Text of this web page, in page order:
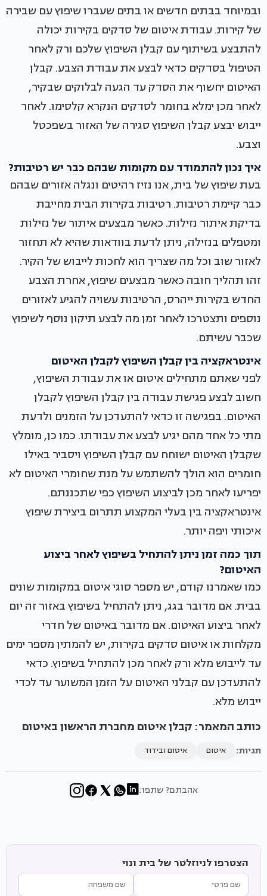
ובמיוחד בבתים חדשים או בתים שעברו שיפוץ עם שבירה
של קירות. עבודת איטום של סדקים בקירות יכולה
להתבצע בשיתוף עם קבלן השיפוץ שלכם ורק לאחר
הטיפול בסדקים כדאי לבצע את עבודת הצבע. קבלן
האיטום יחשוף את הסדק עד הגעה לבלוקים שבקיר,
לאחר מכן ימלא בחומר לסדקים הנקרא קלסימו. לאחר
ייבוש יבצע קבלן השיפוץ סגירה של האזור בשפכטל
וצבע.
איך נכון להתמודד עם מקומות שבהם כבר יש רטיבות?
בעת שיפוץ של בית, אנו נזיז רהיטים ונגלה אזורים שבהם
כבר קיימת רטיבות. רטיבות בקירות הבית מחייבת
בדיקת איתור נזילות. כאשר מבצעים איתור של נזילות
ומטפלים בנזילה, ניתן לדעת בוודאות שהיא לא תחזור
לאזור שוב וכל מה שצריך הוא לחכות לייבוש של הקיר.
זהו תהליך חובה כאשר מבצעים שיפוץ, אחרת הצבע
החדש בקירות ייהרס, הרטיבות עשויה להגיע לאזורים
נוספים ותצטרכו לאחר זמן מה לבצע תיקון נוסף לשיפוץ
שכבר עשיתם.
אינטראקציה בין קבלן השיפוץ לקבלן האיטום
לפני שאתם מתחילים איטום או את עבודת השיפוץ,
חשוב לבצע פגישת עבודה בין קבלן השיפוץ לקבלן
האיטום. בפגישה זו כדאי להתעדכן על הזמנים ולדעת
מתי כל אחד מהם יגיע לבצע את עבודתו. כמו כן, מומלץ
שקבלן האיטום ישוחח עם קבלן השיפוץ ויסביר באילו
חומרים הוא הולך להשתמש על מנת שחומרי האיטום לא
יפריעו לאחר מכן לביצוע השיפוץ כפי שתכננתם.
אינטראקציה בין בעלי המקצוע תתרום ביצירת שיפוץ
איכותי ויפה יותר.
תוך כמה זמן ניתן להתחיל בשיפוץ לאחר ביצוע
האיטום?
כמו שאמרנו קודם, יש מספר סוגי איטום במקומות שונים
בבית. אם מדובר בגג, ניתן להתחיל בשיפוץ באזור זה יום
לאחר ביצוע האיטום. אם מדובר באיטום של חדרי
מקלחות או איטום סדקים בקירות, יש להמתין מספר ימים
עד לייבוש מלא ורק לאחר מכן להתחיל בשיפוץ. כדאי
להתעדכן עם קבלני האיטום על הזמן המשוער עד לכדי
ייבוש מלא.
כותב המאמר: קבלן איטום מחברת הראשון באיטום
תגיות: איטום איטום ובידוד
אהבתם? שתפו:
הצטרפו לניוזלטר של בית ונוי